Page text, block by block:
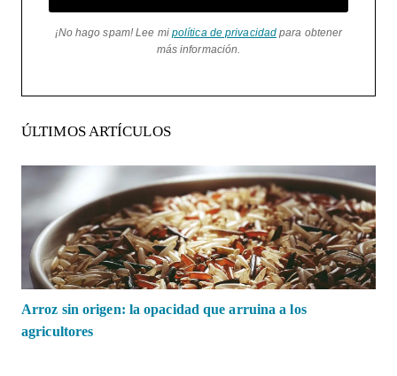
¡No hago spam! Lee mi política de privacidad para obtener
más información.
ÚLTIMOS ARTÍCULOS
Arroz sin origen: la opacidad que arruina a los
agricultores